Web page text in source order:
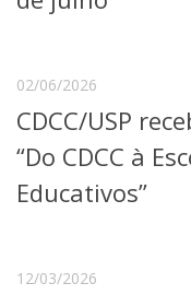
Assessorias e
Aplicativos e Sites
Jornal da USP
Agenda de Eventos
02/06/2026
CDCC/USP
“Do CDCC à
Educativos”
12/03/2026